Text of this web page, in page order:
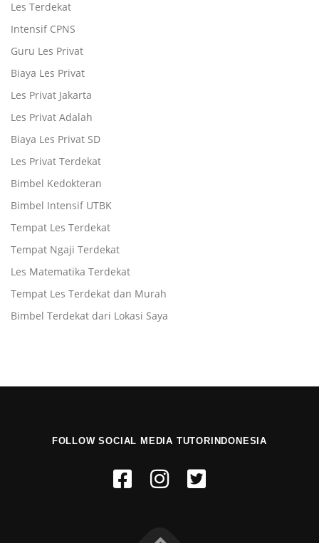
Les Terdekat
Intensif CPNS
Guru Les Privat
Biaya Les Privat
Les Privat Jakarta
Les Privat Adalah
Biaya Les Privat SD
Les Privat Terdekat
Bimbel Kedokteran
Bimbel Intensif UTBK
Tempat Les Terdekat
Tempat Ngaji Terdekat
Les Matematika Terdekat
Tempat Les Terdekat dan Murah
Bimbel Terdekat dari Lokasi Saya
FOLLOW SOCIAL MEDIA TUTORINDONESIA